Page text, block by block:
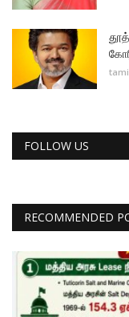
FOLLOW US
RECOMMENDED